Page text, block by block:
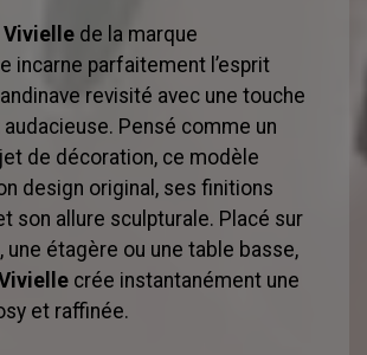
Vivielle de la marque
incarne parfaitement l’esprit
revisité avec une touche
Pensé comme un
de décoration, ce modèle
design original, ses finitions
son allure sculpturale. Placé sur
une étagère ou une table basse,
crée instantanément une
et raffinée.